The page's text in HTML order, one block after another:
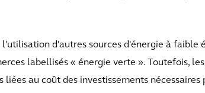
d'autres sources d'énergie à faible
labellisés « énergie verte ». Toutefois,
au coût des investissements